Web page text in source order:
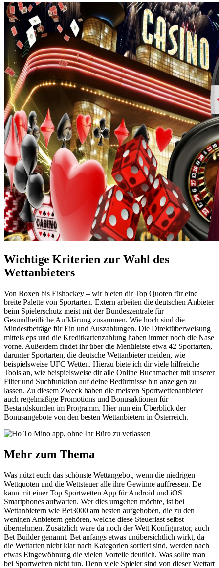
Wichtige Kriterien zur Wahl des
Wettanbieters
Von Boxen bis Eishockey – wir bieten dir Top Quoten für eine
breite Palette von Sportarten. Extern arbeiten die deutschen Anbieter
beim Spielerschutz meist mit der Bundeszentrale für
Gesundheitliche Aufklärung zusammen. Wie hoch sind die
Mindestbeträge für Ein und Auszahlungen. Die Direktüberweisung
mittels eps und die Kreditkartenzahlung haben immer noch die Nase
vorne. Außerdem findet ihr über die Menüleiste etwa 42 Sportarten,
darunter Sportarten, die deutsche Wettanbieter meiden, wie
beispielsweise UFC Wetten. Hierzu biete ich dir viele hilfreiche
Tools an, wie beispielsweise dir alle Online Buchmacher mit unserer
Filter und Suchfunktion auf deine Bedürfnisse hin anzeigen zu
lassen. Zu diesem Zweck haben die meisten Sportwettenanbieter
auch regelmäßige Promotions und Bonusaktionen für
Bestandskunden im Programm. Hier nun ein Überblick der
Bonusangebote von den besten Wettanbietern in Österreich.
Mehr zum Thema
Was nützt euch das schönste Wettangebot, wenn die niedrigen
Wettquoten und die Wettsteuer alle ihre Gewinne auffressen. De
kann mit einer Top Sportwetten App für Android und iOS
Smartphones aufwarten. Wer dies umgehen möchte, ist bei
Wettanbietern wie Bet3000 am besten aufgehoben, die zu den
wenigen Anbietern gehören, welche diese Steuerlast selbst
übernehmen. Zusätzlich wäre da noch der Wett Konfigurator, auch
Bet Builder genannt. Bet anfangs etwas unübersichtlich wirkt, da
die Wettarten nicht klar nach Kategorien sortiert sind, werden nach
etwas Eingewöhnung die vielen Vorteile deutlich. Was sollte man
bei Sportwetten nicht tun. Denn viele Spieler sind von dieser Wettart